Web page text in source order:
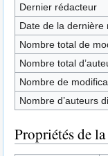
Dernier rédacteur
Date de la dernière
Nombre total de
Nombre total
Nombre de
Nombre d’auteurs
Propriétés de la